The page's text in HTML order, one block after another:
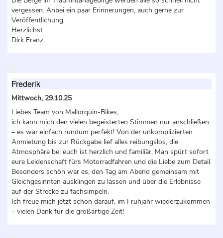
vergessen. Anbei ein paar Erinnerungen, auch gerne zur
Veröffentlichung.
Herzlichst
Dirk Franz
Frederik
Mittwoch, 29.10.25
Liebes Team von Mallorquin-Bikes,
ich kann mich den vielen begeisterten Stimmen nur anschließen
– es war einfach rundum perfekt! Von der unkomplizierten
Anmietung bis zur Rückgabe lief alles reibungslos, die
Atmosphäre bei euch ist herzlich und familiär. Man spürt sofort
eure Leidenschaft fürs Motorradfahren und die Liebe zum Detail.
Besonders schön war es, den Tag am Abend gemeinsam mit
Gleichgesinnten ausklingen zu lassen und über die Erlebnisse
auf der Strecke zu fachsimpeln.
Ich freue mich jetzt schon darauf, im Frühjahr wiederzukommen
– vielen Dank für die großartige Zeit!